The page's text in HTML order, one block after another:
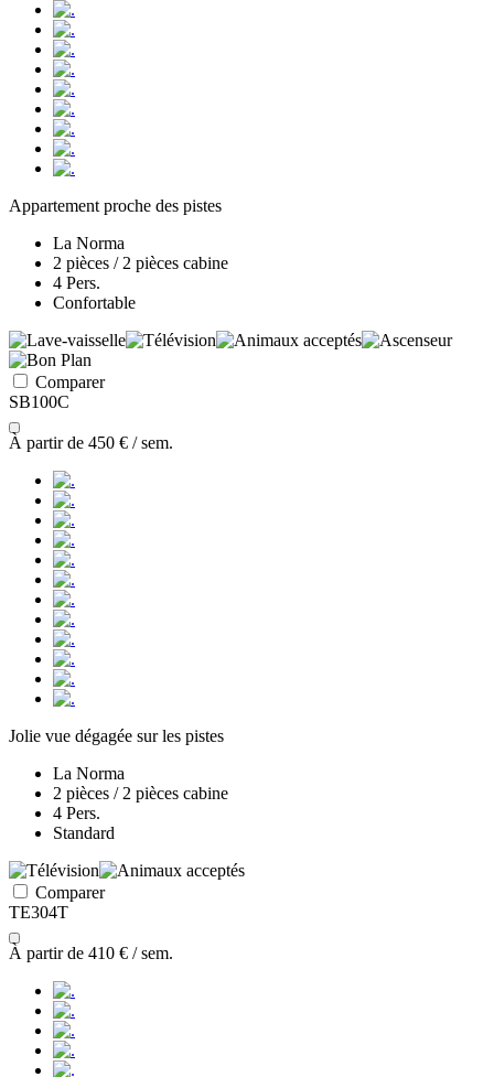
Appartement proche des pistes
La Norma
2 pièces / 2 pièces cabine
4 Pers.
Confortable
Comparer
SB100C
À partir de 450 € / sem.
Jolie vue dégagée sur les pistes
La Norma
2 pièces / 2 pièces cabine
4 Pers.
Standard
Comparer
TE304T
À partir de 410 € / sem.